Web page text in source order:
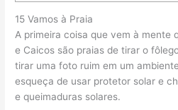
15 Vamos à Praia
A primeira coisa que vem à mente
e Caicos são praias de tirar o
tirar uma foto ruim em um
esqueça de usar protetor solar e
e queimaduras solares.